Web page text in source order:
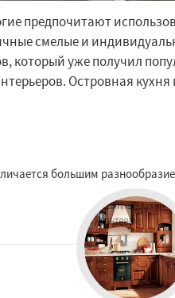
предпочитают
смелые и
который уже получил
Островная
большим